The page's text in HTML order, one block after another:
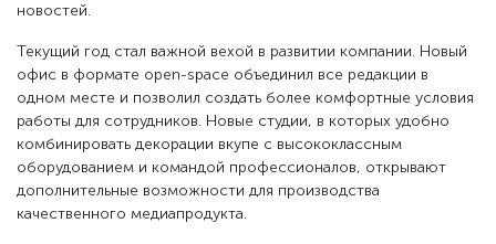
новостей.
Текущий год стал важной вехой в развитии компании. Новый
офис в формате оpen-space объединил все редакции в
одном месте и позволил создать более комфортные условия
работы для сотрудников. Новые студии, в которых удобно
комбинировать декорации вкупе с высококлассным
оборудованием и командой профессионалов, открывают
дополнительные возможности для производства
качественного медиапродукта.